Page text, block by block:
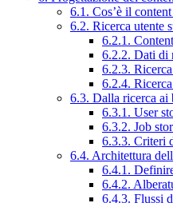
6.1. Cos’è il
6.2. Ricerca utente
6.2.1.
6.2.2. Dati di
6.2.3.
6.2.4.
6.3. Dalla ricerca ai
6.3.1. User
6.3.2. Job
6.3.3. Criteri
6.4. Architettura
6.4.1.
6.4.2.
6.4.3. Flussi